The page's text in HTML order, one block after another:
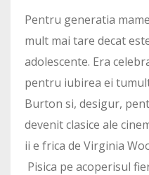
Pentru generatia
mult mai tare decat
adolescente. Era
pentru iubirea ei
Burton si, desigur,
devenit clasice ale
ii e frica de Virginia
Pisica pe acoperisul